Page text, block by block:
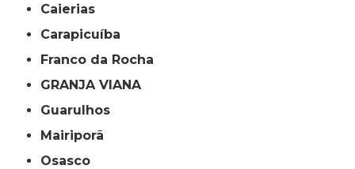
Caierias
Carapicuíba
Franco da Rocha
GRANJA VIANA
Guarulhos
Mairiporã
Osasco